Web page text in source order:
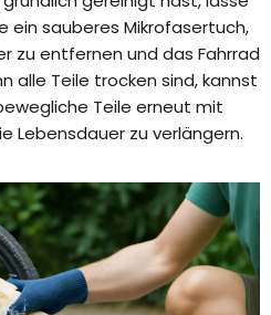
ein sauberes Mikrofasertuch,
zu entfernen und das Fahrrad
alle Teile trocken sind, kannst
Teile erneut mit
Lebensdauer zu verlängern.